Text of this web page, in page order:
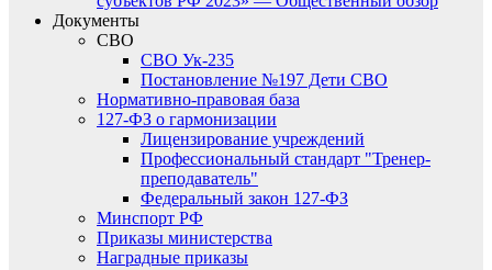
Документы
СВО
СВО Ук-235
Постановление №197 Дети СВО
Нормативно-правовая база
127-ФЗ о гармонизации
Лицензирование учреждений
Профессиональный стандарт "Тренер-
преподаватель"
Федеральный закон 127-ФЗ
Минспорт РФ
Приказы министерства
Наградные приказы